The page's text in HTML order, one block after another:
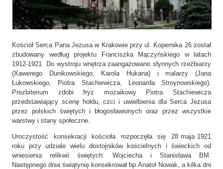
Kościół Serca Pana Jezusa w Krakowie przy ul. Kopernika 26 został
zbudowany według projektu Franciszka Mączyńskiego w latach
1912-1921. Do wystroju wnętrza zaangażowano słynnych rzeźbiarzy
(Xawerego Dunikowskiego, Karola Hukana) i malarzy (Jana
Łukowskiego, Piotra Stachiewicza, Leonarda Stroynowskiego).
Prezbiterium zdobi fryz mozaikowy Piotra Stachiewicza
przedstawiający scenę hołdu, czci i uwielbienia dla Serca Jezusa
przez polskich świętych i błogosławionych oraz przez wszystkie
warstwy i stany społeczne.
Uroczystość konsekracji kościoła rozpoczęła się 28 maja 1921
roku przy udziale wielu dostojników kościelnych i świeckich od
wniesienia relikwii świętych: Wojciecha i Stanisława BM.
Następnego dnia świątynię konsekrował bp Anatol Nowak, a kilka dni